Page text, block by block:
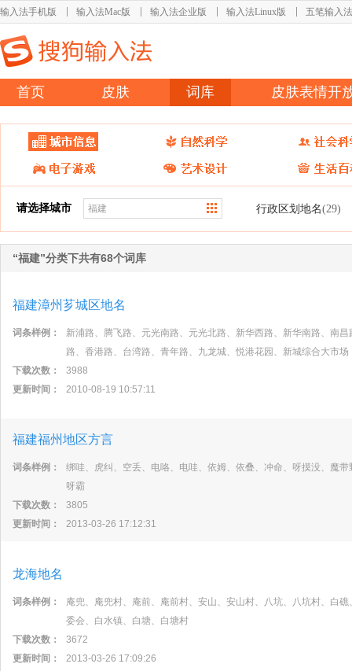
输入法手机版 输入法Mac版 输入法企业版 输入法Linux版 五笔输入法
首页 皮肤 词库 皮肤表情开
请选择城市 行政区划地名(29)
“福建”分类下共有68个词库
福建漳州芗城区地名
词条样例：
新浦路、腾飞路、元光南路、元光北路、新华西路、新华南路、南
路、香港路、台湾路、青年路、九龙城、悦港花园、新城综合大市场
下载次数：
3988
更新时间：
2010-08-19 10:57:11
福建福州地区方言
词条样例：
绑哇、虎纠、空丢、电咯、电哇、依姆、依叠、冲命、呀摸没、魔
呀霸
下载次数：
3805
更新时间：
2013-03-26 17:12:31
龙海地名
词条样例：
庵兜、庵兜村、庵前、庵前村、安山、安山村、八坑、八坑村、白
委会、白水镇、白塘、白塘村
下载次数：
3672
更新时间：
2013-03-26 17:09:26